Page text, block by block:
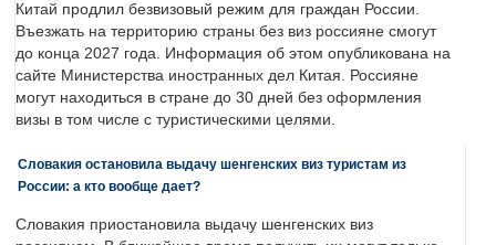
Китай продлил безвизовый режим для граждан России.
Въезжать на территорию страны без виз россияне смогут
до конца 2027 года. Информация об этом опубликована на
сайте Министерства иностранных дел Китая. Россияне
могут находиться в стране до 30 дней без оформления
визы в том числе с туристическими целями.
Словакия остановила выдачу шенгенских виз туристам из
России: а кто вообще дает?
Словакия приостановила выдачу шенгенских виз